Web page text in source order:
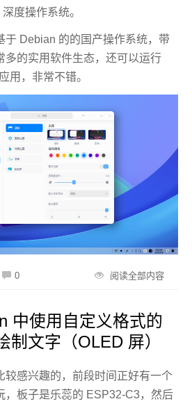
度操作系统。
于 Debian 的的国产操作系统，带
多的实用软件生态，还可以运行
用，非常不错。
阅读全部内容
0
中使用自定义格式的
制文字（OLED 屏）
较感兴趣的，前段时间正好有一个
，板子是乐蕊的 ESP32-C3，然后